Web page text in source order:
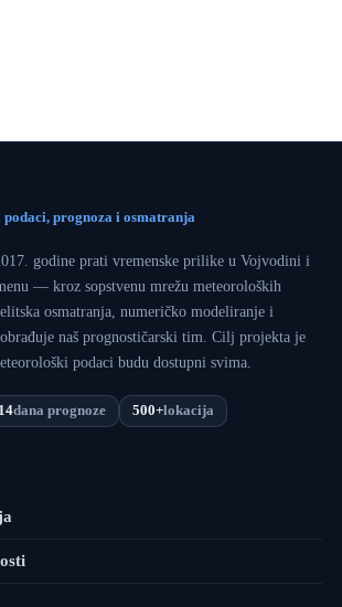
prognoza i osmatranja
godine prati vremenske prilike u Vojvodini i
— kroz sopstvenu mrežu meteoroloških
osmatranja, numeričko modeliranje i
naš prognostičarski tim. Cilj projekta je
podaci budu dostupni svima.
dana prognoze 500+lokacija